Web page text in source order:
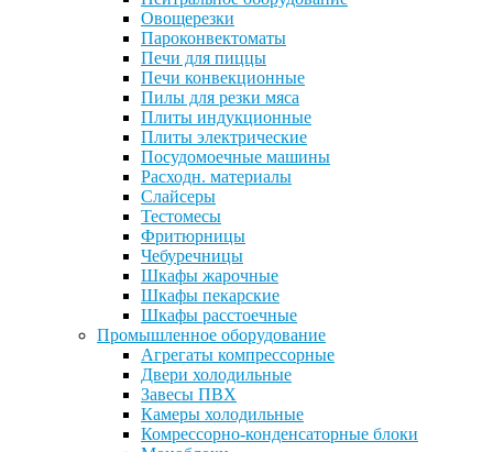
Овощерезки
Пароконвектоматы
Печи для пиццы
Печи конвекционные
Пилы для резки мяса
Плиты индукционные
Плиты электрические
Посудомоечные машины
Расходн. материалы
Слайсеры
Тестомесы
Фритюрницы
Чебуречницы
Шкафы жарочные
Шкафы пекарские
Шкафы расстоечные
Промышленное оборудование
Агрегаты компрессорные
Двери холодильные
Завесы ПВХ
Камеры холодильные
Комрессорно-конденсаторные блоки